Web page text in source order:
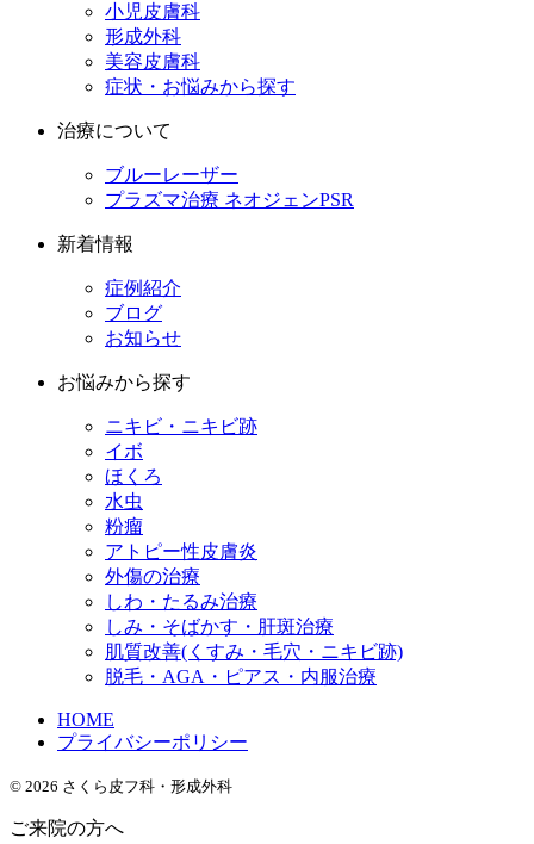
小児皮膚科
形成外科
美容皮膚科
症状・お悩みから探す
治療について
ブルーレーザー
プラズマ治療 ネオジェンPSR
新着情報
症例紹介
ブログ
お知らせ
お悩みから探す
ニキビ・ニキビ跡
イボ
ほくろ
水虫
粉瘤
アトピー性皮膚炎
外傷の治療
しわ・たるみ治療
しみ・そばかす・肝斑治療
肌質改善(くすみ・毛穴・ニキビ跡)
脱毛・AGA・ピアス・内服治療
HOME
プライバシーポリシー
© 2026 さくら皮フ科・形成外科
ご来院の方へ